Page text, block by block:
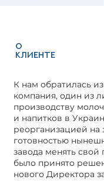
о
клиенте
К нам обратилась
компания, один из
производству
и напитков в
реорганизацией на
готовностью
завода менять свой
было принято
нового Директора